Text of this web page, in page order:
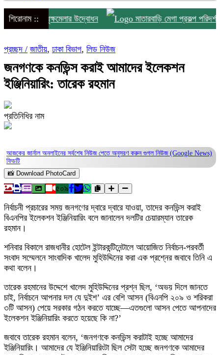
শিরোনাম ::বৃক্ষমেলার উদ্বোধন মাতারবাড়ি মেগা প্রকল্প পরিদর্শনে
প্রচ্ছদ / জাতীয়, ঢাকা বিভাগ, লিড নিউজ
জনগণকে কনভিন্স করাই আমাদের ইলেকশন
ইঞ্জিনিয়ারিং: তারেক রহমান
প্রতিনিধির নাম
আজকের জার্নাল অনলাইনের সর্বশেষ নিউজ পেতে অনুসরণ করুন গুগল নিউজ (Google News)
ফিডটি
📸 Download PhotoCard
৫০৯
নির্বাচনী প্রচারের সময় জনগণের দ্বারে দ্বারে যাওয়া, তাদের কনভিন্স করাই
বিএনপির ইলেকশন ইঞ্জিনিয়ারিং বলে জানালেন দলটির চেয়ারম্যান তারেক
রহমান।
শনিবার বিকালে রাজধানীর হোটেল ইন্টারকন্টিনেন্টালে আয়োজিত নির্বাচন-পরবর্তী
সংবাদ সম্মেলনে সাংবাদিক খালেদ মুহিউদ্দিনের করা এক প্রশ্নের জবাবে তিনি এ
কথা বলেন।
তারেক রহমানের উদ্দেশে খালেদ মুহিউদ্দিনের প্রশ্ন ছিল, ‘অভয় দিলে জানতে
চাই, নির্বাচনে আপনার দল যে দুইশ’ এর বেশি আসন (বিএনপি ২০৯ ও শরিকরা
৩টি আসন) পেয়ে সরকার গঠন করতে যাচ্ছে—এতগুলো আসন পেতে আপনাদের
ইলেকশন ইঞ্জিনিয়ারিং করতে হয়েছে কি না?’
জবাবে তারেক রহমান বলেন, ‘জনগণকে কনভিন্স করাটাই হচ্ছে আমাদের
ইঞ্জিনিয়ারিং। আমাদের যে ইঞ্জিনিয়ারিংটা ছিল সেটা হচ্ছে জনগণকে আমাদের